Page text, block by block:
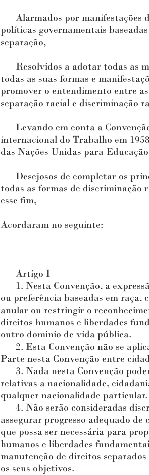
Alarmados por manifestações
políticas governamentais
separação,
Resolvidos a adotar todas as
todas as suas formas e
promover o entendimento entre
separação racial e discriminação
Levando em conta a
internacional do Trabalho em
das Nações Unidas para
Desejosos de completar os
todas as formas de discriminação
esse fim,
Acordaram no seguinte:
Artigo I
1. Nesta Convenção, a
ou preferência baseadas em
anular ou restringir o
direitos humanos e liberdades
outro dominio de vida pública.
2. Esta Convenção não se
Parte nesta Convenção entre
3. Nada nesta Convenção
relativas a nacionalidade,
qualquer nacionalidade particular.
4. Não serão consideradas
assegurar progresso adequado
que possa ser necessária para
humanos e liberdades
manutenção de direitos
os seus objetivos.